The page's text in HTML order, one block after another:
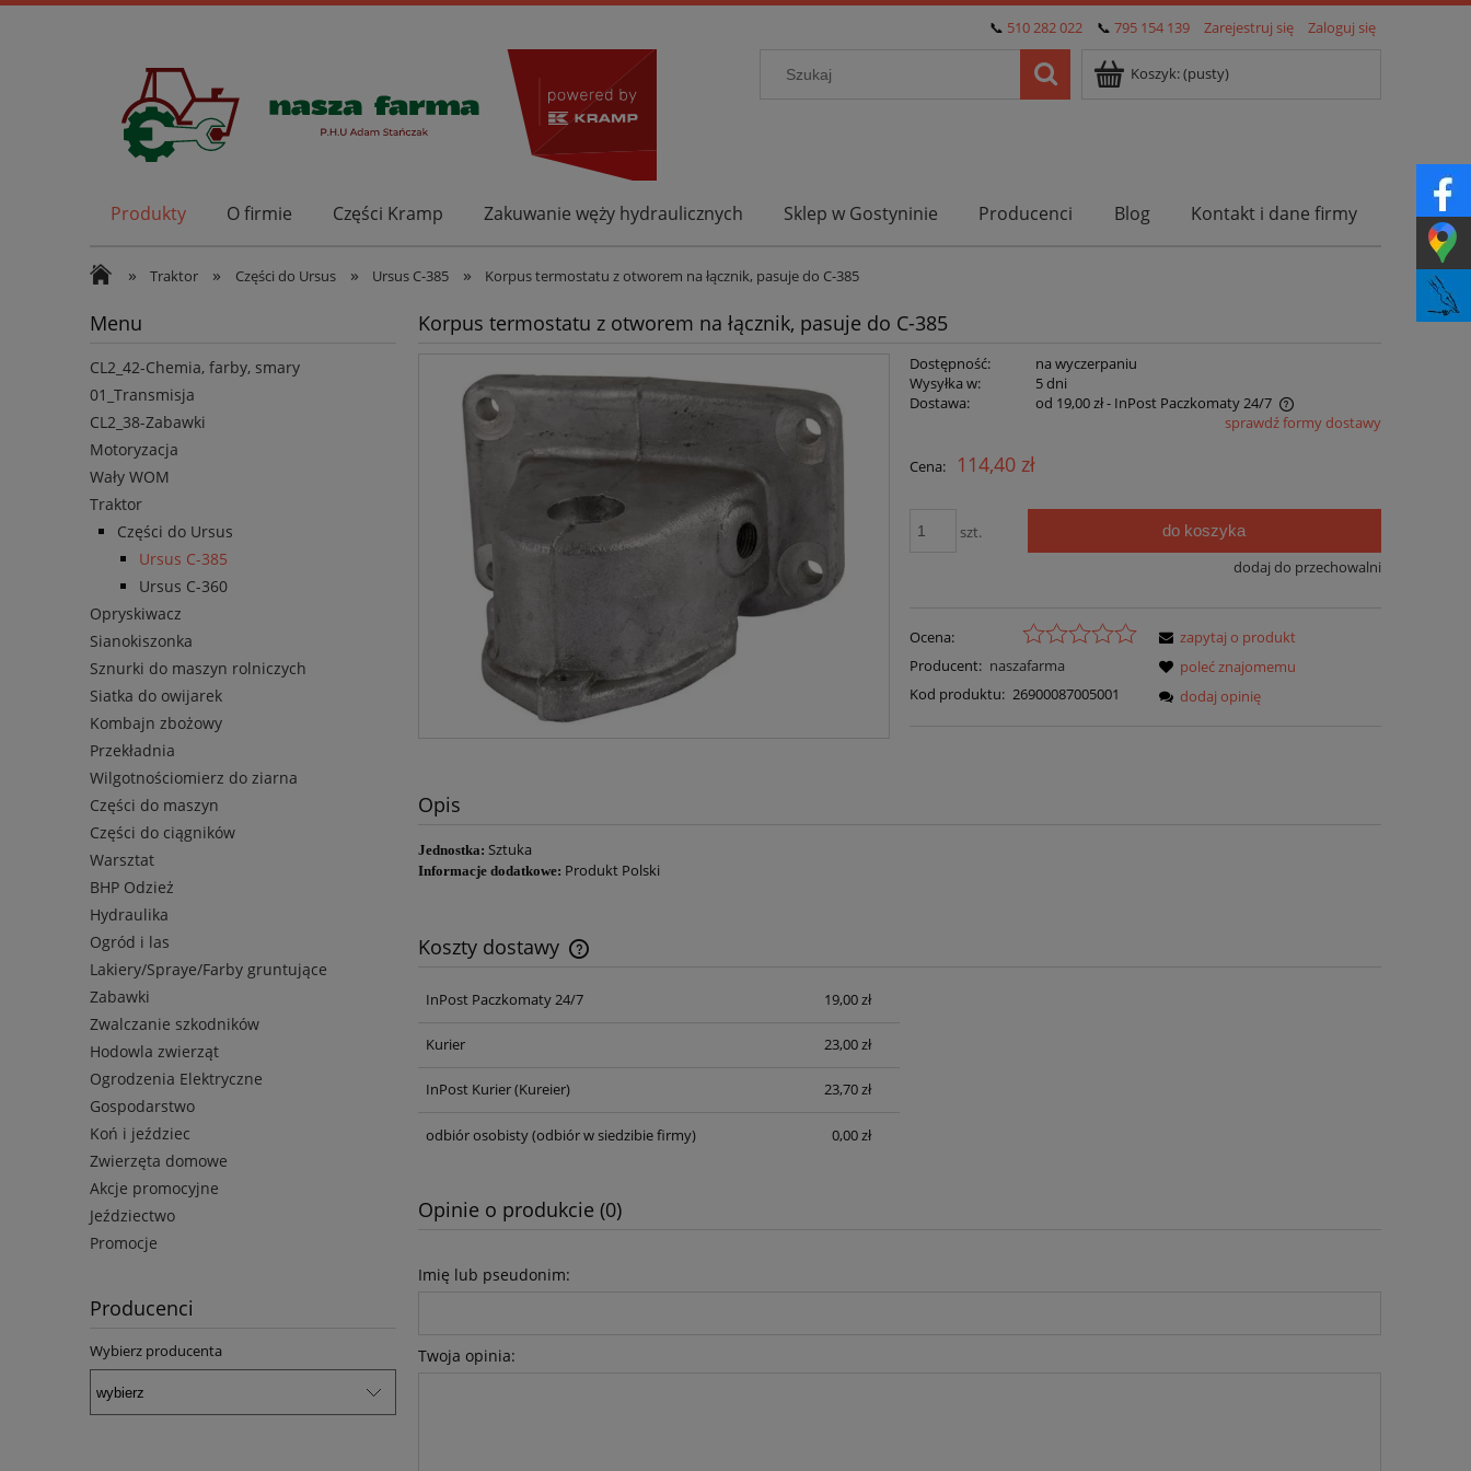
📞 510 282 022 📞 795 154 139 Zarejestruj się Zaloguj się
Koszyk:(pusty)
Produkty O firmie Części Kramp Zakuwanie węży hydraulicznych Sklep w Gostyninie Producenci Blog Kontakt i dane firmy
» Traktor » Części do Ursus » Ursus C-385 » Korpus termostatu z otworem na łącznik, pasuje do C-385
Menu
CL2_42-Chemia, farby, smary
01_Transmisja
CL2_38-Zabawki
Motoryzacja
Wały WOM
Traktor
Części do Ursus
Ursus C-385
Ursus C-360
Opryskiwacz
Sianokiszonka
Sznurki do maszyn rolniczych
Siatka do owijarek
Kombajn zbożowy
Przekładnia
Wilgotnościomierz do ziarna
Części do maszyn
Części do ciągników
Warsztat
BHP Odzież
Hydraulika
Ogród i las
Lakiery/Spraye/Farby gruntujące
Zabawki
Zwalczanie szkodników
Hodowla zwierząt
Ogrodzenia Elektryczne
Gospodarstwo
Koń i jeździec
Zwierzęta domowe
Akcje promocyjne
Jeździectwo
Promocje
Producenci
Wybierz producenta
Korpus termostatu z otworem na łącznik, pasuje do C-385
Dostępność:
na wyczerpaniu
Wysyłka w:
5 dni
Dostawa:
od 19,00 zł- InPost Paczkomaty 24/7
płatności
sprawdź formy dostawy
Cena: 114,40 zł
szt. do koszyka
dodaj do przechowalni
Ocena:
Producent: naszafarma
Kod produktu: 26900087005001
zapytaj o produkt
poleć znajomemu
dodaj opinię
Opis
Jednostka: Sztuka
Informacje dodatkowe: Produkt Polski
Koszty dostawy
Cena nie zawiera ewentualnych kosztów
InPost Paczkomaty 24/7 19,00 zł
Kurier 23,00 zł
InPost Kurier(Kureier) 23,70 zł
odbiór osobisty(odbiór w siedzibie firmy) 0,00 zł
Opinie o produkcie (0)
Imię lub pseudonim:
Twoja opinia: